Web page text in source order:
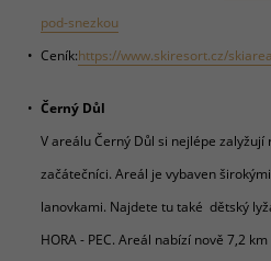
pod-snezkou
Ceník:https://www.skiresort.cz/
Černý Důl
V areálu Černý Důl si nejlépe zalyžují
začátečníci. Areál je vybaven
lanovkami. Najdete tu také dětský
HORA - PEC. Areál nabízí nově 7,2